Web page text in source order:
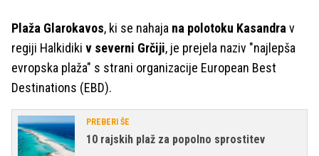
Plaža Glarokavos, ki se nahaja na polotoku Kasandra v
regiji Halkidiki v severni Grčiji, je prejela naziv "najlepša
evropska plaža" s strani organizacije European Best
Destinations (EBD).
PREBERI ŠE
10 rajskih plaž za popolno sprostitev